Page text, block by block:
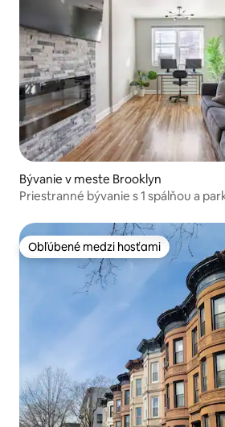
Bývanie v meste Brooklyn
Priestranné bývanie s 1 spálňou a
Obľúbené medzi hosťami
Obľúbené medzi hosťami